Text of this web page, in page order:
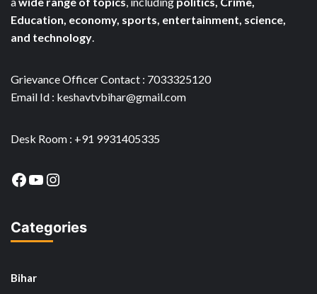
Education, economy, sports, entertainment, science,
and technology.
Grievance Officer Contact : 7033325120
Email Id : keshavtvbihar@gmail.com
Desk Room : +91 9931405335
Facebook
YouTube
Instagram
Categories
Bihar